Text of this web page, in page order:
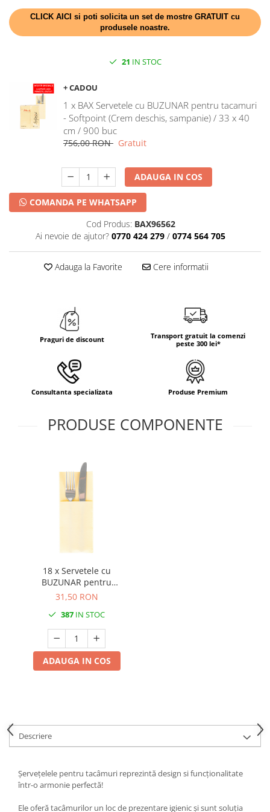
DECOR ZIUA ROMANIEI
DECOR TOAMNA
DECOR IARNA
TEMATICA CULINARA
TEMATICA FLORALA
DECOR OKTOBER FEST
DECOR BABY SHOWER
CLICK AICI si poti solicita un set de mostre GRATUIT cu
produsele noastre.
21 IN STOC
+ CADOU
1 x BAX Servetele cu BUZUNAR pentru tacamuri
- Softpoint (Crem deschis, sampanie) / 33 x 40
cm / 900 buc
756,00 RON Gratuit
ADAUGA IN COS
COMANDA PE WHATSAPP
Cod Produs: BAX96562
Ai nevoie de ajutor? 0770 424 279 / 0774 564 705
Adauga la Favorite Cere informatii
Praguri de discount
Transport gratuit la comenzi
peste 300 lei*
Consultanta specializata Produse Premium
PRODUSE COMPONENTE
18 x Servetele cu
BUZUNAR pentru
tacamuri - Softpoint
buc
31,50 RON
387 IN STOC
ADAUGA IN COS
Descriere
Șervețelele pentru tacâmuri reprezintă design si funcționalitate
într-o armonie perfectă!
Ele oferă tacâmurilor un loc de prezentare igienic și sunt soluția